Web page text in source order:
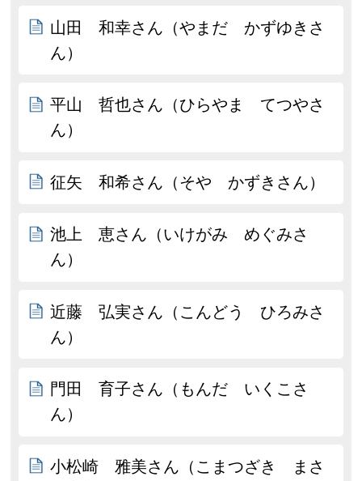
山田 和幸さん（やまだ かずゆきさ
ん）
平山 哲也さん（ひらやま てつやさ
ん）
征矢 和希さん（そや かずきさん）
池上 恵さん（いけがみ めぐみさ
ん）
近藤 弘実さん（こんどう ひろみさ
ん）
門田 育子さん（もんだ いくこさ
ん）
小松崎 雅美さん（こまつざき まさ